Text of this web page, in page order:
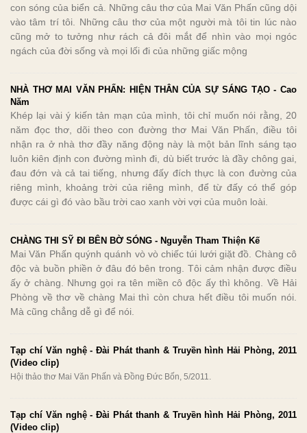
con sóng của biển cả. Những câu thơ của Mai Văn Phấn cũng dội
vào tâm trí tôi. Những câu thơ của một người mà tôi tin lúc nào
cũng mở to tưởng như rách cả đôi mắt để nhìn vào mọi ngóc
ngách của đời sống và mọi lối đi của những giấc mộng
NHÀ THƠ MAI VĂN PHẤN: HIỆN THÂN CỦA SỰ SÁNG TẠO - Cao
Năm
Khép lại vài ý kiến tản mạn của mình, tôi chỉ muốn nói rằng, 20
năm đọc thơ, dõi theo con đường thơ Mai Văn Phấn, điều tôi
nhận ra ở nhà thơ đầy năng động này là một bản lĩnh sáng tạo
luôn kiên định con đường mình đi, dù biết trước là đầy chông gai,
đau đớn và cả tai tiếng, nhưng đấy đích thực là con đường của
riêng mình, khoảng trời của riêng mình, để từ đấy có thể góp
được cái gì đó vào bầu trời cao xanh vời vợi của muôn loài.
CHÀNG THI SỸ ĐI BÊN BỜ SÓNG - Nguyễn Tham Thiện Kế
Mai Văn Phấn quýnh quánh vò vò chiếc túi lưới giặt đồ. Chàng cô
độc và buồn phiền ở đâu đó bên trong. Tôi cảm nhận được điều
ấy ở chàng. Nhưng gọi ra tên miền cô độc ấy thì không. Về Hải
Phòng về thơ về chàng Mai thì còn chưa hết điều tôi muốn nói.
Mà cũng chẳng dễ gì để nói.
Tạp chí Văn nghệ - Đài Phát thanh & Truyền hình Hải Phòng, 2011
(Video clip)
Hội thảo thơ Mai Văn Phấn và Đồng Đức Bốn, 5/2011.
Tạp chí Văn nghệ - Đài Phát thanh & Truyền hình Hải Phòng, 2011
(Video clip)